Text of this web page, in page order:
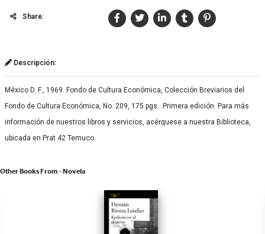
Share:
Descripción:
México D. F., 1969. Fondo de Cultura Económica, Colección Breviarios del
Fondo de Cultura Económica, No. 209, 175 pgs.. Primera edición. Para más
información de nuestros libros y servicios, acérquese a nuestra Biblioteca,
ubicada en Prat 42 Temuco.
Other Books From - Novela